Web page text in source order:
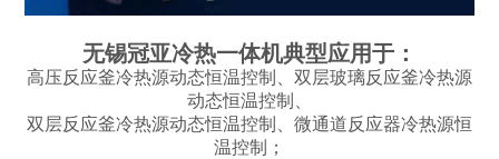
无锡冠亚冷热一体机典型应用于：
高压反应釜冷热源动态恒温控制、双层玻璃反应釜冷热源
动态恒温控制、
双层反应釜冷热源动态恒温控制、微通道反应器冷热源恒
温控制；